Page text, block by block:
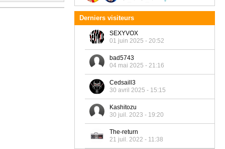
Derniers visiteurs
SEXYVOX
01 juin 2025 - 20:52
bad5743
04 mai 2025 - 21:16
Cedsaill3
30 avril 2025 - 15:15
Kashitozu
30 juil. 2023 - 19:20
The-return
21 juil. 2022 - 11:38